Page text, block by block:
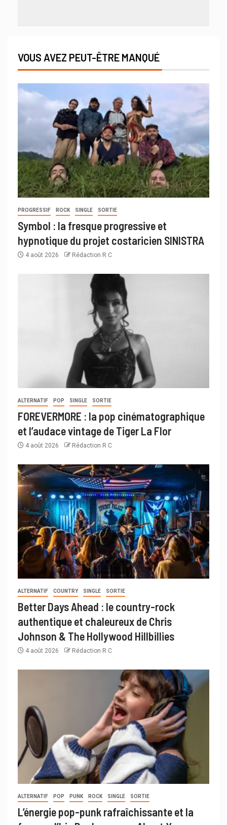
VOUS AVEZ PEUT-ÊTRE MANQUÉ
PROGRESSIF ROCK SINGLE SORTIE
Symbol : la fresque progressive et
hypnotique du projet costaricien SINISTRA
4 août 2026 Rédaction R C
ALTERNATIF POP SINGLE SORTIE
FOREVERMORE : la pop cinématographique
et l’audace vintage de Tiger La Flor
4 août 2026 Rédaction R C
ALTERNATIF COUNTRY SINGLE SORTIE
Better Days Ahead : le country-rock
authentique et chaleureux de Chris
Johnson & The Hollywood Hillbillies
4 août 2026 Rédaction R C
ALTERNATIF POP PUNK ROCK SINGLE SORTIE
L’énergie pop-punk rafraîchissante et la